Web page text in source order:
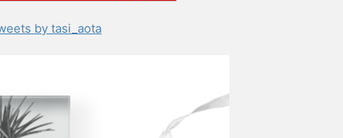
by tasi_aota